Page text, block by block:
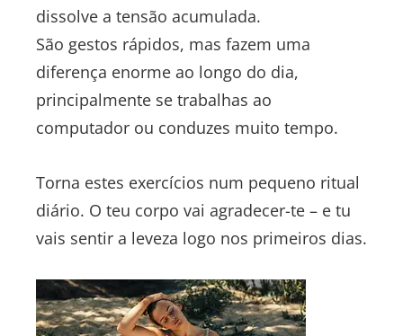
dissolve a tensão acumulada.
São gestos rápidos, mas fazem uma
diferença enorme ao longo do dia,
principalmente se trabalhas ao
computador ou conduzes muito tempo.
Torna estes exercícios num pequeno ritual
diário. O teu corpo vai agradecer-te – e tu
vais sentir a leveza logo nos primeiros dias.